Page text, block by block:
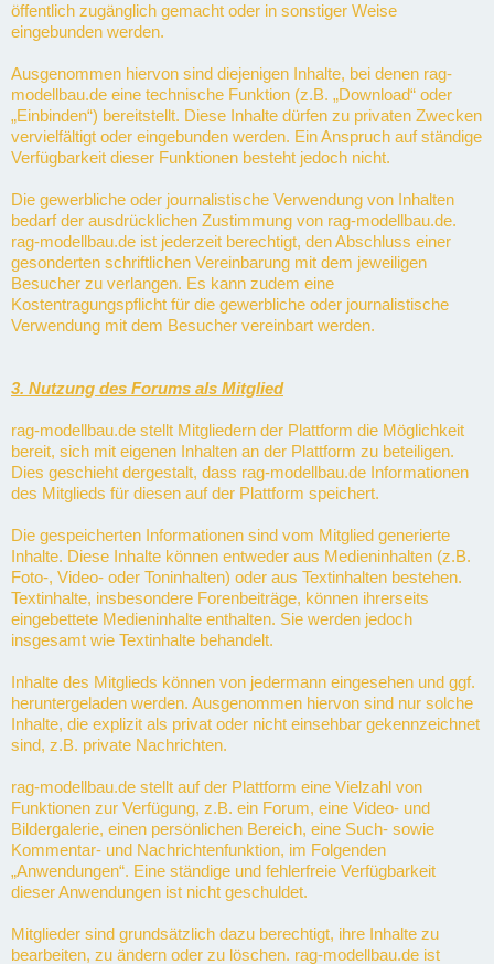
öffentlich zugänglich gemacht oder in sonstiger Weise
eingebunden werden.
Ausgenommen hiervon sind diejenigen Inhalte, bei denen rag-
modellbau.de eine technische Funktion (z.B. „Download“ oder
„Einbinden“) bereitstellt. Diese Inhalte dürfen zu privaten Zwecken
vervielfältigt oder eingebunden werden. Ein Anspruch auf ständige
Verfügbarkeit dieser Funktionen besteht jedoch nicht.
Die gewerbliche oder journalistische Verwendung von Inhalten
bedarf der ausdrücklichen Zustimmung von rag-modellbau.de.
rag-modellbau.de ist jederzeit berechtigt, den Abschluss einer
gesonderten schriftlichen Vereinbarung mit dem jeweiligen
Besucher zu verlangen. Es kann zudem eine
Kostentragungspflicht für die gewerbliche oder journalistische
Verwendung mit dem Besucher vereinbart werden.
3. Nutzung des Forums als Mitglied
rag-modellbau.de stellt Mitgliedern der Plattform die Möglichkeit
bereit, sich mit eigenen Inhalten an der Plattform zu beteiligen.
Dies geschieht dergestalt, dass rag-modellbau.de Informationen
des Mitglieds für diesen auf der Plattform speichert.
Die gespeicherten Informationen sind vom Mitglied generierte
Inhalte. Diese Inhalte können entweder aus Medieninhalten (z.B.
Foto-, Video- oder Toninhalten) oder aus Textinhalten bestehen.
Textinhalte, insbesondere Forenbeiträge, können ihrerseits
eingebettete Medieninhalte enthalten. Sie werden jedoch
insgesamt wie Textinhalte behandelt.
Inhalte des Mitglieds können von jedermann eingesehen und ggf.
heruntergeladen werden. Ausgenommen hiervon sind nur solche
Inhalte, die explizit als privat oder nicht einsehbar gekennzeichnet
sind, z.B. private Nachrichten.
rag-modellbau.de stellt auf der Plattform eine Vielzahl von
Funktionen zur Verfügung, z.B. ein Forum, eine Video- und
Bildergalerie, einen persönlichen Bereich, eine Such- sowie
Kommentar- und Nachrichtenfunktion, im Folgenden
„Anwendungen“. Eine ständige und fehlerfreie Verfügbarkeit
dieser Anwendungen ist nicht geschuldet.
Mitglieder sind grundsätzlich dazu berechtigt, ihre Inhalte zu
bearbeiten, zu ändern oder zu löschen. rag-modellbau.de ist